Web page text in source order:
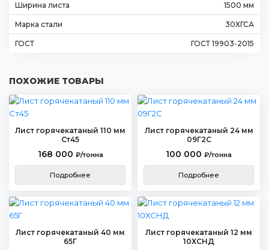
Ширина листа 1500 мм
Марка стали 30ХГСА
ГОСТ ГОСТ 19903-2015
ПОХОЖИЕ ТОВАРЫ
Лист горячекатаный 110 мм
Ст45
168 000 ₽/тонна
Подробнее
Лист горячекатаный 24 мм
09Г2С
100 000 ₽/тонна
Подробнее
Лист горячекатаный 40 мм
65Г
Лист горячекатаный 12 мм
10ХСНД